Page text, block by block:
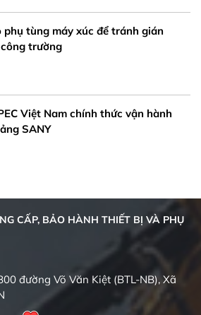
phụ tùng máy xúc để tránh gián
trường
Việt Nam chính thức vận hành
SANY
CẤP, BẢO HÀNH THIẾT BỊ VÀ PHỤ
đường Võ Văn Kiệt (BTL-NB), Xã